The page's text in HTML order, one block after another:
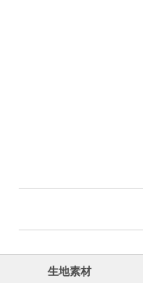
生地素材